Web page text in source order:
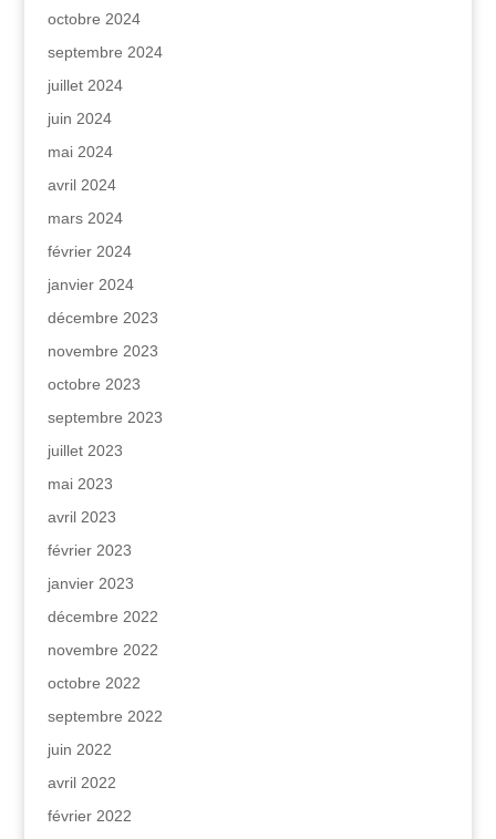
octobre 2024
septembre 2024
juillet 2024
juin 2024
mai 2024
avril 2024
mars 2024
février 2024
janvier 2024
décembre 2023
novembre 2023
octobre 2023
septembre 2023
juillet 2023
mai 2023
avril 2023
février 2023
janvier 2023
décembre 2022
novembre 2022
octobre 2022
septembre 2022
juin 2022
avril 2022
février 2022